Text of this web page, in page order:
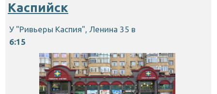
Каспийск
У "Ривьеры Каспия", Ленина 35 в
6:15